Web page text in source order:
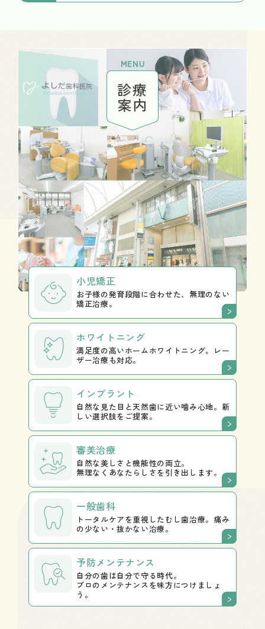
MENU
診療
案内
小児矯正
お子様の発育段階に合わせた、無理のない
矯正治療。
ホワイトニング
満足度の高いホームホワイトニング。レー
ザー治療も対応。
インプラント
自然な見た目と天然歯に近い噛み心地。新
しい選択肢をご提案。
審美治療
自然な美しさと機能性の両立。
無理なくあなたらしさを引き出します。
一般歯科
トータルケアを重視したむし歯治療。痛み
の少ない・抜かない治療。
予防メンテナンス
自分の歯は自分で守る時代。
プロのメンテナンスを味方につけましょ
う。